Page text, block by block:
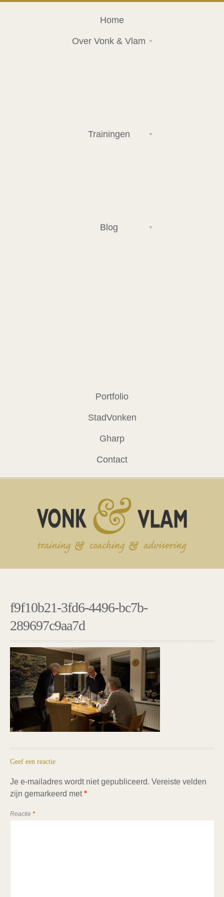
Home
Over Vonk & Vlam
Trainingen
Blog
Portfolio
StadVonken
Gharp
Contact
f9f10b21-3fd6-4496-bc7b-
289697c9aa7d
Geef een reactie
Je e-mailadres wordt niet gepubliceerd. Vereiste velden
zijn gemarkeerd met*
Reactie *